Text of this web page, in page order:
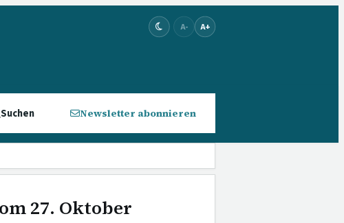
A- A+
Suchen Newsletter abonnieren
27. Oktober